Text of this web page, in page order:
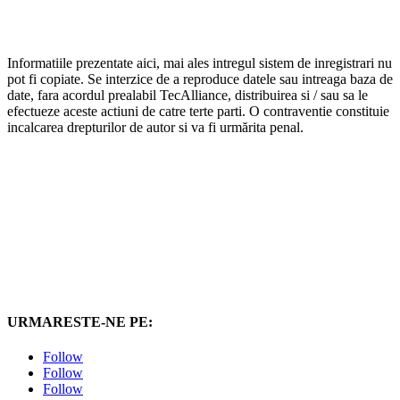
Informatiile prezentate aici, mai ales intregul sistem de inregistrari nu
pot fi copiate. Se interzice de a reproduce datele sau intreaga baza de
date, fara acordul prealabil TecAlliance, distribuirea si / sau sa le
efectueze aceste actiuni de catre terte parti. O contraventie constituie
incalcarea drepturilor de autor si va fi urmărita penal.
URMARESTE-NE PE:
Follow
Follow
Follow